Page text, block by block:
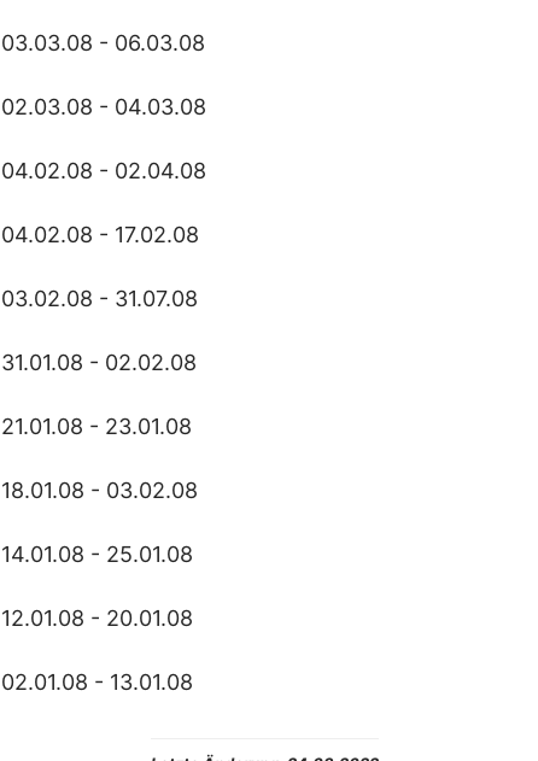
03.03.08 - 06.03.08
02.03.08 - 04.03.08
04.02.08 - 02.04.08
04.02.08 - 17.02.08
03.02.08 - 31.07.08
31.01.08 - 02.02.08
21.01.08 - 23.01.08
18.01.08 - 03.02.08
14.01.08 - 25.01.08
12.01.08 - 20.01.08
02.01.08 - 13.01.08